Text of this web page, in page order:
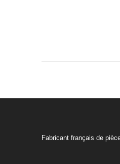
Fabricant français de